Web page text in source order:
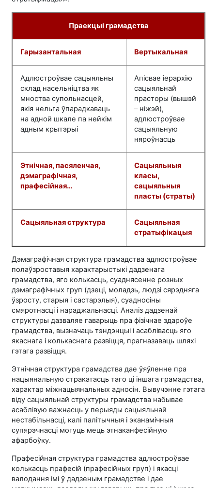
Праекцыі грамадства
Гарызантальная Вертыкальная
Адлюстроўвае сацыяльны
склад насельніцтва як
мноства супольнасцей,
якія нельга ўпарадкаваць
на адной шкале па нейкім
адным крытэрыі
Апісвае іерархію
сацыяльнай
прасторы (вышэй
– ніжэй),
адлюстроўвае
сацыяльную
няроўнасць
Этнічная, пасяленчая,
дэмаграфічная,
прафесійная…
Сацыяльныя
класы,
сацыяльныя
пласты (страты)
Сацыяльная структура
Сацыяльная
стратыфікацыя
Дэмаграфічная структура грамадства адлюстроўвае
полаўзроставыя характарыстыкі дадзенага
грамадства, яго колькасць, суаднясенне розных
дэмаграфічных груп (дзеці, моладзь, людзі сярэдняга
ўзросту, старыя і састарэлыя), суадносіны
смяротнасці і нараджальнасці. Аналіз дадзенай
структуры дазваляе гаварыць пра фізічнае здароўе
грамадства, вызначаць тэндэнцыі і асаблівасць яго
якаснага і колькаснага развіцця, прагназаваць шляхі
гэтага развіцця.
Этнічная структура грамадства дае ўяўленне пра
нацыянальную стракатасць таго ці іншага грамадства,
характар міжнацыянальных адносін. Вывучэнне гэтага
віду сацыяльнай структуры грамадства набывае
асаблівую важнасць у перыяды сацыяльнай
нестабільнасці, калі палітычныя і эканамічныя
супярэчнасці могуць мець этнаканфесійную
афарбоўку.
Прафесійная структура грамадства адлюстроўвае
колькасць прафесій (прафесійных груп) і якасці
валодання імі ў дадзеным грамадстве і дае